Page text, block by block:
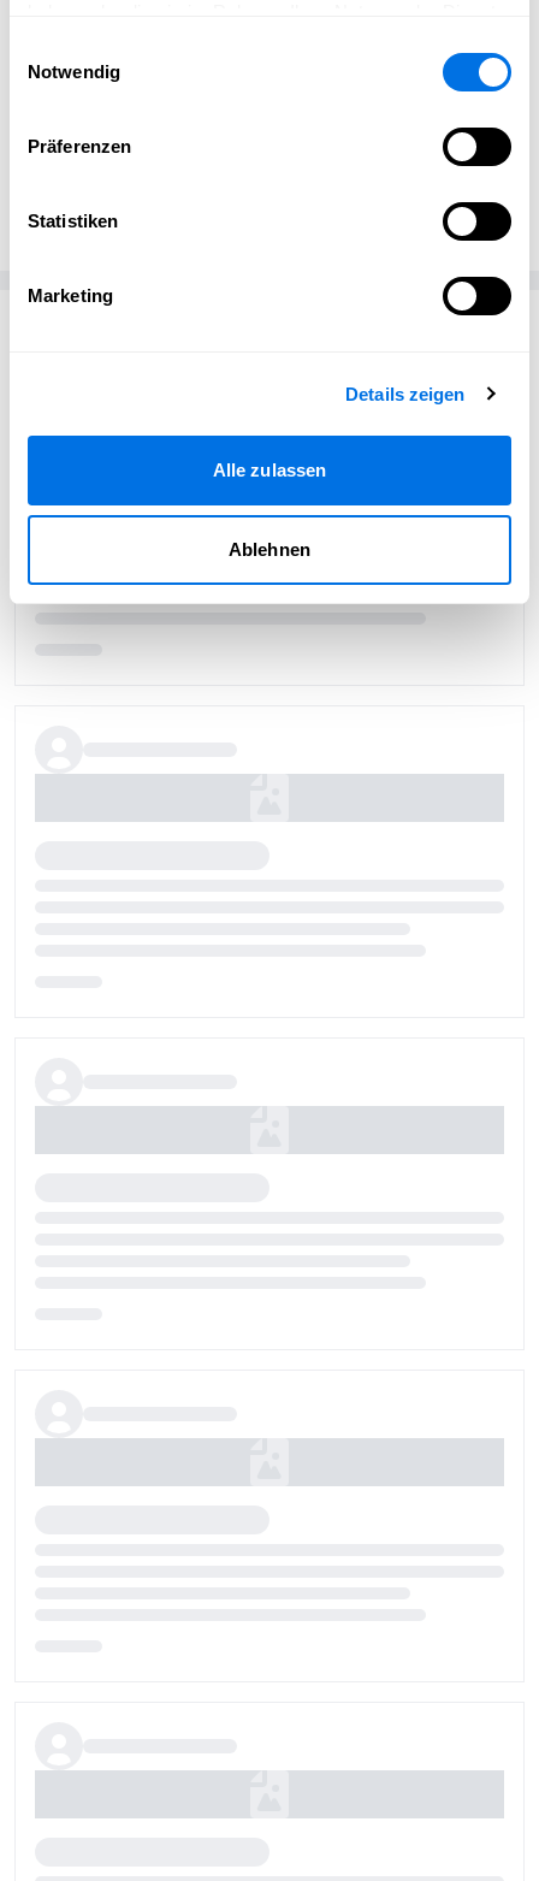
Notwendig
Präferenzen
Statistiken
Marketing
Details zeigen
Alle zulassen
Ablehnen